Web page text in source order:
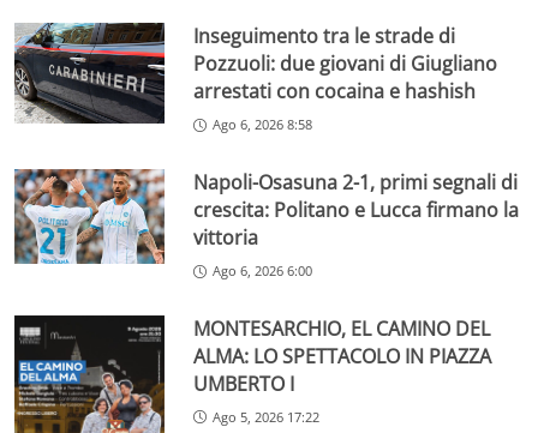
Inseguimento tra le strade di
Pozzuoli: due giovani di Giugliano
arrestati con cocaina e hashish
Ago 6, 2026 8:58
Napoli-Osasuna 2-1, primi segnali di
crescita: Politano e Lucca firmano la
vittoria
Ago 6, 2026 6:00
MONTESARCHIO, EL CAMINO DEL
ALMA: LO SPETTACOLO IN PIAZZA
UMBERTO I
Ago 5, 2026 17:22